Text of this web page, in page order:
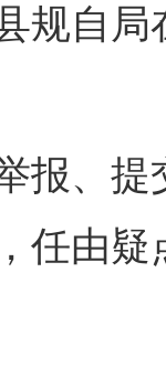
规自
、提
任由